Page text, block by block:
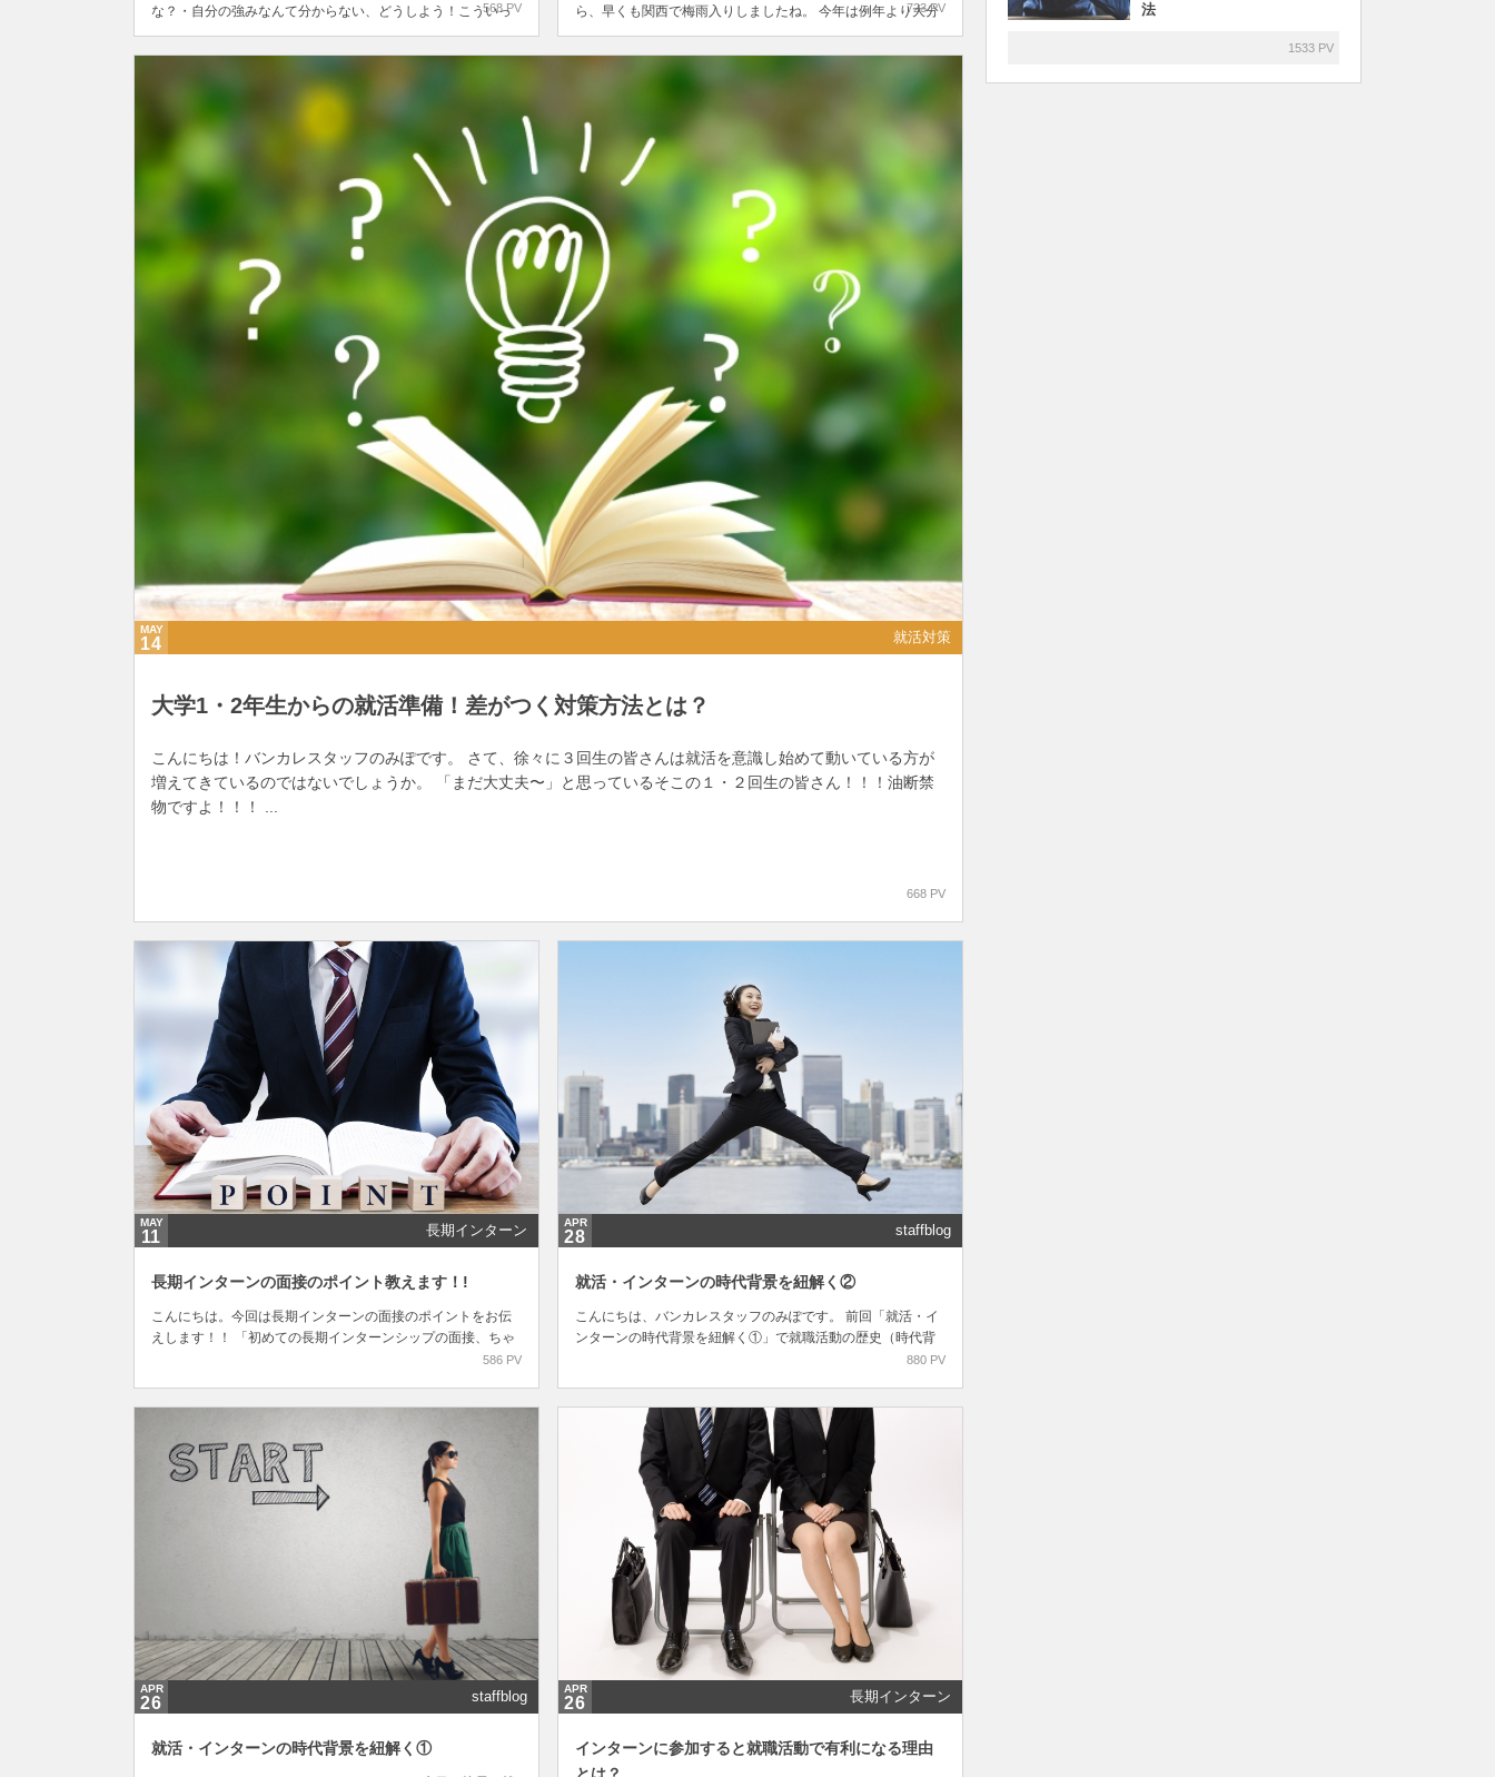
な？・自分の強みなんて分からない、どうしよう！こういっ
たお悩みをお持ちの方いませんか。 自己PRとは、自分の「強
み」を表現するものです。つまり、自分の誇れる性格や能力
568 PV
ら、早くも関西で梅雨入りしましたね。 今年は例年より大分
早い５月に梅雨だなんて・・・衝撃です。 毎日子供を自転車
で送り迎えしている私にとっては本当に辛い時期なんで
723 PV
MAY
14 就活対策
大学1・2年生からの就活準備！差がつく対策方法とは？
こんにちは！バンカレスタッフのみぽです。 さて、徐々に３回生の皆さんは就活を意識し始めて動いている方が
増えてきているのではないでしょうか。 「まだ大丈夫〜」と思っているそこの１・２回生の皆さん！！！油断禁
物ですよ！！！ ...
668 PV
MAY
11 長期インターン
長期インターンの面接のポイント教えます！!
こんにちは。今回は長期インターンの面接のポイントをお伝
えします！！ 「初めての長期インターンシップの面接、ちゃ
んと受け答えできるか不安・・・」 「長期インターンの面接
586 PV
APR
28 staffblog
就活・インターンの時代背景を紐解く②
こんにちは、バンカレスタッフのみぽです。 前回「就活・イ
ンターンの時代背景を紐解く①」で就職活動の歴史（時代背
景）について書いたのですが、今回はインターンの歴史（時
880 PV
APR
26 staffblog
就活・インターンの時代背景を紐解く①
APR
26 長期インターン
インターンに参加すると就職活動で有利になる理由
法
1533 PV